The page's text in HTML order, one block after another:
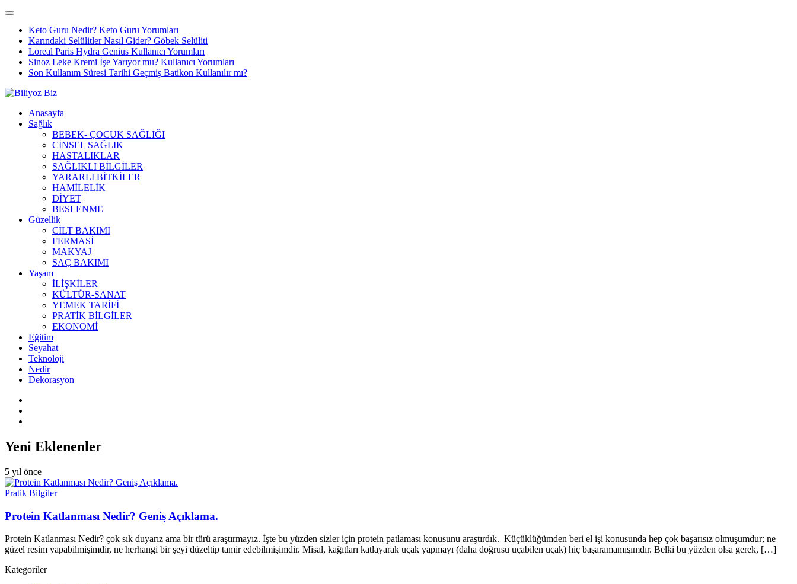
Keto Guru Nedir? Keto Guru Yorumları
Karındaki Selülitler Nasıl Gider? Göbek Selüliti
Loreal Paris Hydra Genius Kullanıcı Yorumları
Sinoz Leke Kremi İşe Yarıyor mu? Kullanıcı Yorumları
Son Kullanım Süresi Tarihi Geçmiş Batikon Kullanılır mı?
Anasayfa
Sağlık
BEBEK- ÇOCUK SAĞLIĞI
CİNSEL SAĞLIK
HASTALIKLAR
SAĞLIKLI BİLGİLER
YARARLI BİTKİLER
HAMİLELİK
DİYET
BESLENME
Güzellik
CİLT BAKIMI
FERMASİ
MAKYAJ
SAÇ BAKIMI
Yaşam
İLİŞKİLER
KÜLTÜR-SANAT
YEMEK TARİFİ
PRATİK BİLGİLER
EKONOMİ
Eğitim
Seyahat
Teknoloji
Nedir
Dekorasyon
Yeni Eklenenler
5 yıl önce
Pratik Bilgiler
Protein Katlanması Nedir? Geniş Açıklama.
Protein Katlanması Nedir? çok sık duyarız ama bir türü araştırmayız. İşte bu yüzden sizler için protein patlaması konusunu araştırdık. Küçüklüğümden beri el işi konusunda hep çok başarısız olmuşumdur; ne
güzel resim yapabilmişimdir, ne herhangi bir şeyi düzeltip tamir edebilmişimdir. Misal, kağıtları katlayarak uçak yapmayı (daha doğrusu uçabilen uçak) hiç başaramamışımdır. Belki bu yüzden olsa gerek, […]
Kategoriler